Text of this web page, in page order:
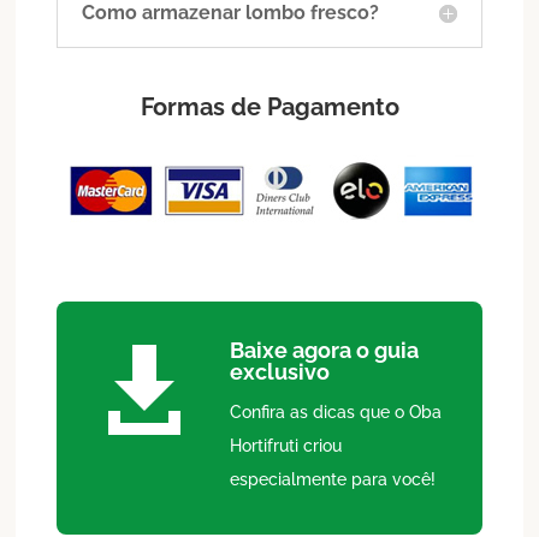
Como armazenar lombo fresco?
Formas de Pagamento

Baixe agora o guia
exclusivo
Confira as dicas que o Oba
Hortifruti criou
especialmente para você!